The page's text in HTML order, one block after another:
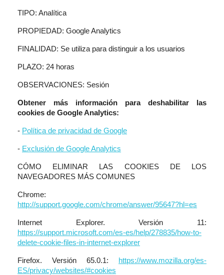
TIPO: Analítica
PROPIEDAD: Google Analytics
FINALIDAD: Se utiliza para distinguir a los usuarios
PLAZO: 24 horas
OBSERVACIONES: Sesión
Obtener más información para deshabilitar las
cookies de Google Analytics:
- Política de privacidad de Google
- Exclusión de Google Analytics
CÓMO ELIMINAR LAS COOKIES DE LOS
NAVEGADORES MÁS COMUNES
Chrome:
http://support.google.com/chrome/answer/95647?hl=es
Internet Explorer. Versión 11:
https://support.microsoft.com/es-es/help/278835/how-to-
delete-cookie-files-in-internet-explorer
Firefox. Versión 65.0.1: https://www.mozilla.org/es-
ES/privacy/websites/#cookies